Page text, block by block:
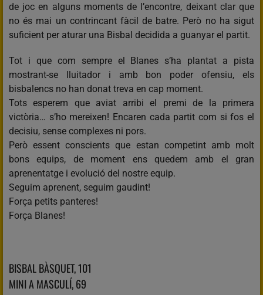
de joc en alguns moments de l’encontre, deixant clar que
no és mai un contrincant fàcil de batre. Però no ha sigut
suficient per aturar una Bisbal decidida a guanyar el partit.
Tot i que com sempre el Blanes s’ha plantat a pista
mostrant-se lluitador i amb bon poder ofensiu, els
bisbalencs no han donat treva en cap moment.
Tots esperem que aviat arribi el premi de la primera
victòria… s’ho mereixen! Encaren cada partit com si fos el
decisiu, sense complexes ni pors.
Però essent conscients que estan competint amb molt
bons equips, de moment ens quedem amb el gran
aprenentatge i evolució del nostre equip.
Seguim aprenent, seguim gaudint!
Força petits panteres!
Força Blanes!
BISBAL BÀSQUET, 101
MINI A MASCULÍ, 69